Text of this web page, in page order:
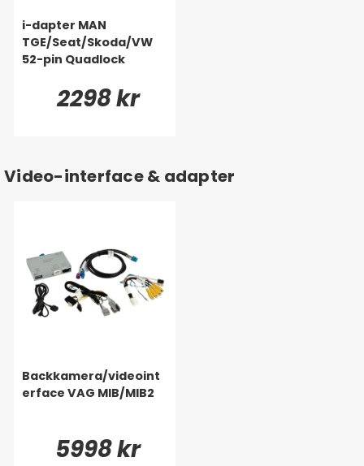
i-dapter MAN
TGE/Seat/Skoda/VW
52-pin Quadlock
2298 kr
Video-interface & adapter
Backkamera/videoint
erface VAG MIB/MIB2
5998 kr